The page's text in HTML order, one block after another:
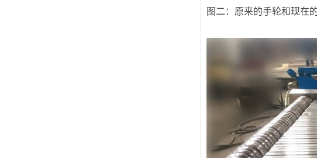
图二：原来的手轮和现在